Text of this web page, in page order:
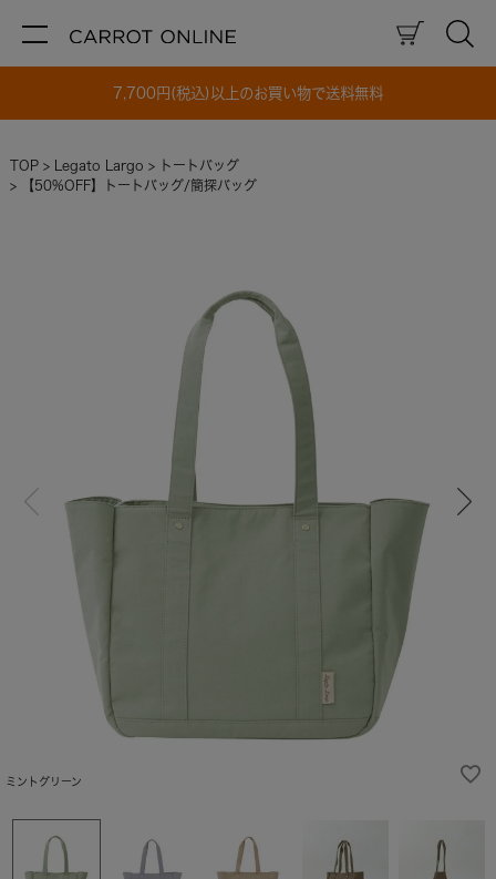
7,700円(税込)以上のお買い物で送料無料
TOP Legato Largo
トートバッグ
【50%OFF】トートバッグ/簡探バッグ
ミントグリーン